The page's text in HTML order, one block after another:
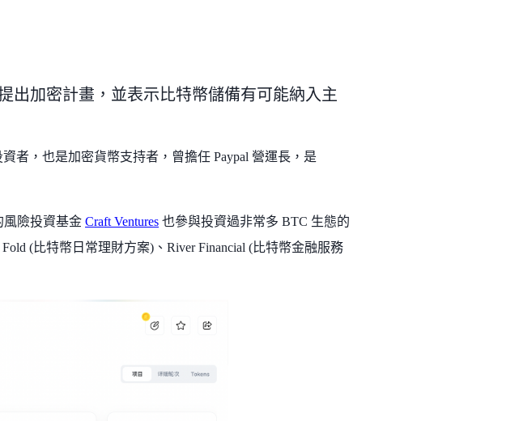
出加密計畫，並表示比特幣儲備有可能納入主
者，也是加密貨幣支持者，曾擔任 Paypal 營運長，是
風險投資基金 Craft Ventures 也參與投資過非常多 BTC 生態的
(比特幣日常理財方案)、River Financial (比特幣金融服務